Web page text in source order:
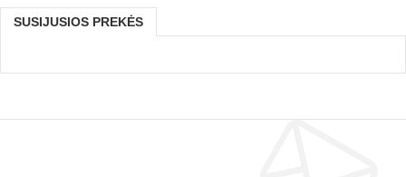
SUSIJUSIOS PREKĖS